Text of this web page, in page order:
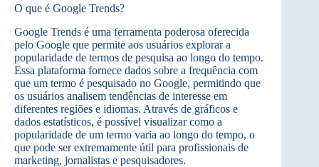
O que é Google Trends?
Google Trends é uma ferramenta poderosa oferecida
pelo Google que permite aos usuários explorar a
popularidade de termos de pesquisa ao longo do tempo.
Essa plataforma fornece dados sobre a frequência com
que um termo é pesquisado no Google, permitindo que
os usuários analisem tendências de interesse em
diferentes regiões e idiomas. Através de gráficos e
dados estatísticos, é possível visualizar como a
popularidade de um termo varia ao longo do tempo, o
que pode ser extremamente útil para profissionais de
marketing, jornalistas e pesquisadores.